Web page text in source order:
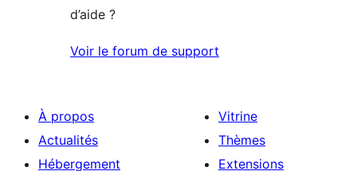
d’aide ?
Voir le forum de support
À propos
Actualités
Hébergement
Vitrine
Thèmes
Extensions